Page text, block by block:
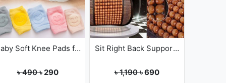
Baby Soft Knee Pads for Safety - Multicolor
৳ 490৳ 290
Sit Right Back Support For Any Kind Of Chair High Quality
৳ 1,190৳ 690